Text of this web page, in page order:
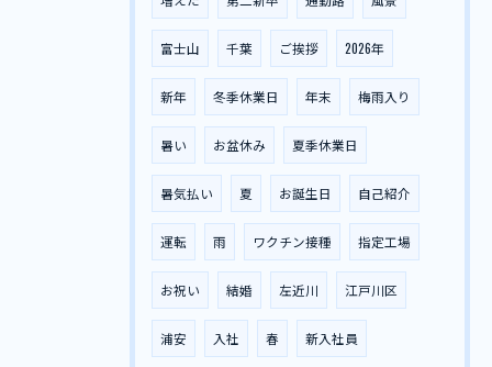
富士山 千葉 ご挨拶 2026年
新年 冬季休業日 年末 梅雨入り
暑い お盆休み 夏季休業日
暑気払い 夏 お誕生日 自己紹介
運転 雨 ワクチン接種 指定工場
お祝い 結婚 左近川 江戸川区
浦安 入社 春 新入社員